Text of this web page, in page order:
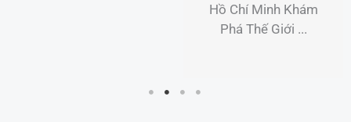
Hồ Chí Minh Khám
Phá Thế Giới ...